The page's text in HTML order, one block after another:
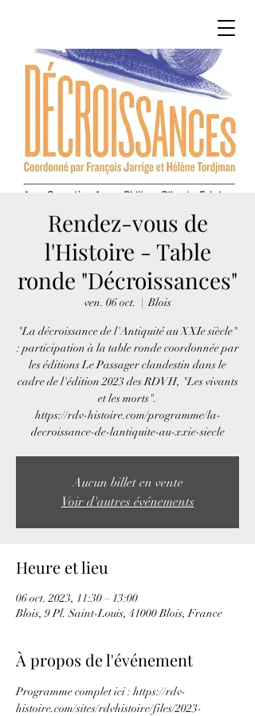
Rendez-vous de
l'Histoire - Table
ronde "Décroissances"
ven. 06 oct.
  |
Blois
"La décroissance de l'Antiquité au XXIe siècle"
: participation à la table ronde coordonnée par
les éditions Le Passager clandestin dans le
cadre de l'édition 2023 des RDVH, "Les vivants
et les morts".
https://rdv-histoire.com/programme/la-
decroissance-de-lantiquite-au-xxie-siecle
Aucun billet en vente
Voir d'autres événements
Heure et lieu
06 oct. 2023, 11:30 – 13:00
Blois, 9 Pl. Saint-Louis, 41000 Blois, France
À propos de l'événement
Programme complet ici : https://rdv-
histoire.com/sites/rdvhistoire/files/2023-